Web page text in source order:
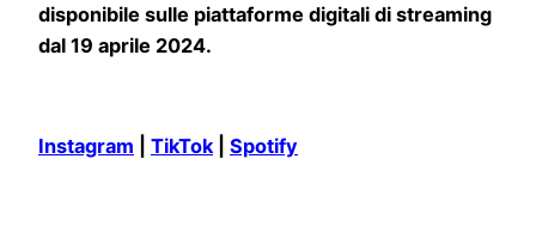
disponibile sulle piattaforme digitali di streaming
dal 19 aprile 2024.
Instagram TikTok| Spotify